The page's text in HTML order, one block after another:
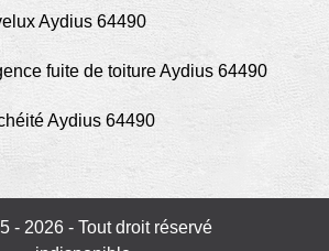
Aydius 64490
fuite de toiture Aydius 64490
Aydius 64490
- 2026 - Tout droit réservé